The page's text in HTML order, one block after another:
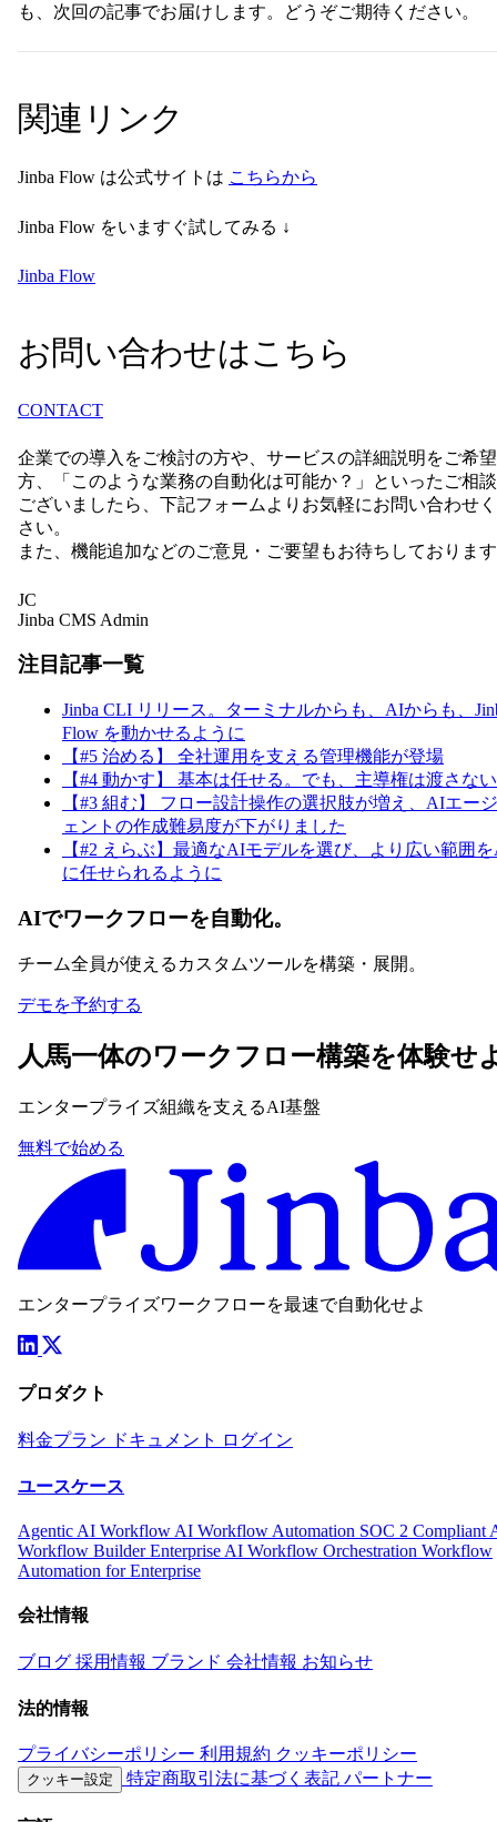
も、次回の記事でお届けします。どうぞご期待ください。
関連リンク
Jinba Flow は公式サイトは こちらから
Jinba Flow をいますぐ試してみる ↓
Jinba Flow
お問い合わせはこちら
CONTACT
企業での導入をご検討の方や、サービスの詳細説明をご希
方、「このような業務の自動化は可能か？」といったご相
ございましたら、下記フォームよりお気軽にお問い合わせ
さい。
また、機能追加などのご意見・ご要望もお待ちしておりま
JC
Jinba CMS Admin
注目記事一覧
Jinba CLI リリース。ターミナルからも、AIからも、
Flow を動かせるように
【#5 治める】 全社運用を支える管理機能が登場
【#4 動かす】 基本は任せる。でも、主導権は渡さない
【#3 組む】 フロー設計操作の選択肢が増え、AIエージ
ェントの作成難易度が下がりました
【#2 えらぶ】最適なAIモデルを選び、より広い範囲
に任せられるように
AIでワークフローを自動化。
チーム全員が使えるカスタムツールを構築・展開。
デモを予約する
人馬一体のワークフロー構築を体験せ
エンタープライズ組織を支えるAI基盤
無料で始める
エンタープライズワークフローを最速で自動化せよ
プロダクト
料金プラン ドキュメント ログイン
ユースケース
Agentic AI Workflow AI Workflow Automation SOC 2 Compliant
Workflow BuilderEnterprise AI Workflow Orchestration Workflow
Automation for Enterprise
会社情報
ブログ 採用情報 ブランド 会社情報 お知らせ
法的情報
プライバシーポリシー 利用規約 クッキーポリシー
クッキー設定 特定商取引法に基づく表記 パートナー